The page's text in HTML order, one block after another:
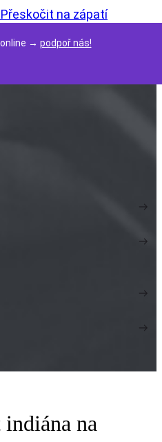
Přeskočit na zápatí
→ podpoř nás!
na